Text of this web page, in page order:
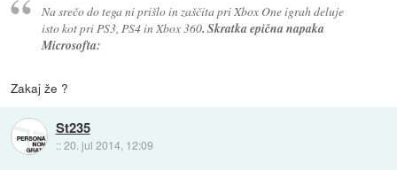
Na srečo do tega ni prišlo in zaščita pri Xbox One igrah deluje
isto kot pri PS3, PS4 in Xbox 360. Skratka epična napaka
Microsofta:
Zakaj že ?
St235
::20. jul 2014, 12:09